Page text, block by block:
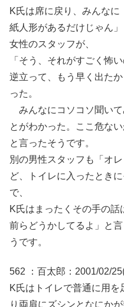
K氏は席に戻り、みんな
紙人形があるだけじゃん」
女性のスタッフが、
「そう、それがすごく怖
逆立って、もう早く出た
った。
みんなにコソコソ聞いて
とがわかった。ここ危ない
と言ったそうです。
別の男性スタッフも「オ
ど、トイレに入ったとき
で、
K氏はまったくその手の
前らどうかしてるよ」と
うです。
562 ：百太郎：2001/02/
K氏はトイレで普通に用
り両肩にズシンとなにか